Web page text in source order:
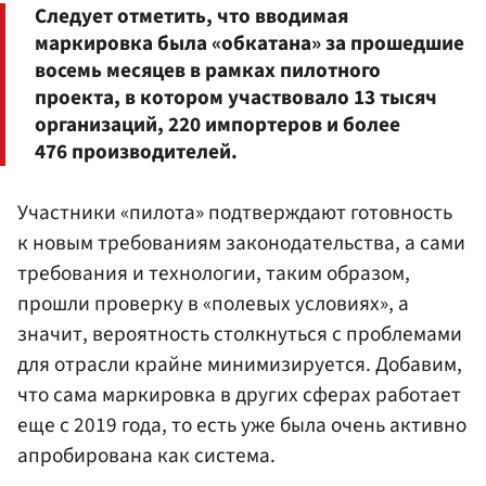
Следует отметить, что вводимая
маркировка была «обкатана» за прошедшие
восемь месяцев в рамках пилотного
проекта, в котором участвовало 13 тысяч
организаций, 220 импортеров и более
476 производителей.
Участники «пилота» подтверждают готовность
к новым требованиям законодательства, а сами
требования и технологии, таким образом,
прошли проверку в «полевых условиях», а
значит, вероятность столкнуться с проблемами
для отрасли крайне минимизируется. Добавим,
что сама маркировка в других сферах работает
еще с 2019 года, то есть уже была очень активно
апробирована как система.